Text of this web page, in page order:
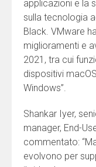
applicazioni e la
sulla tecnologia
Black. VMware
miglioramenti e
2021, tra cui
dispositivi
Windows”.
Shankar Iyer,
manager, End-
commentato:
evolvono per